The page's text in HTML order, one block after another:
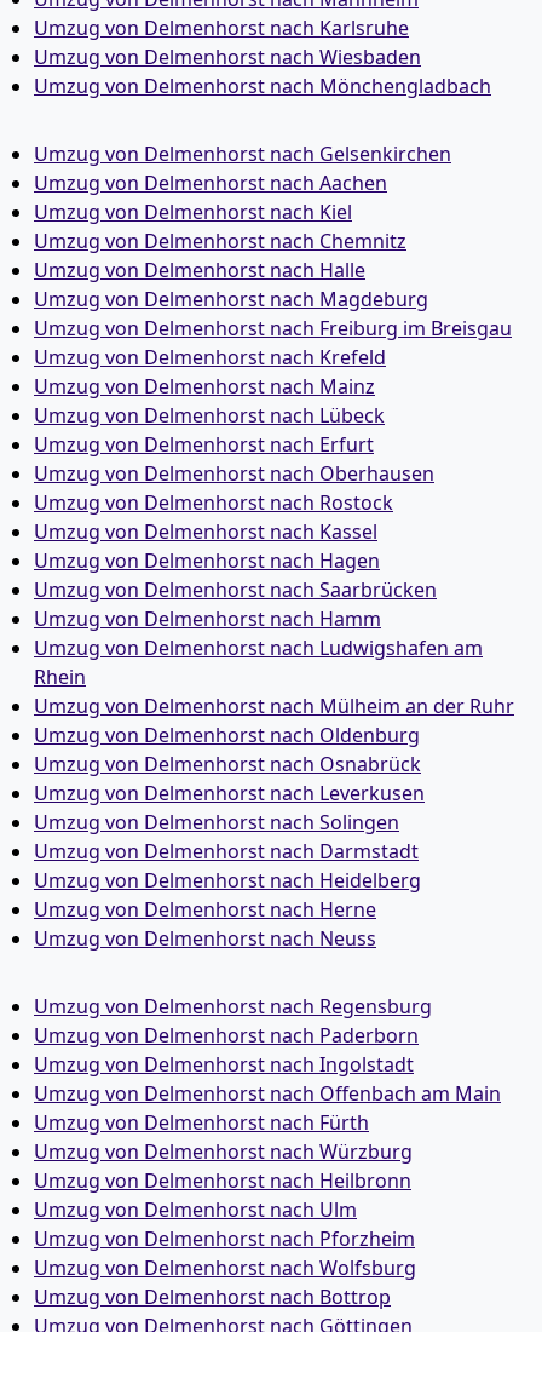
Umzug von Delmenhorst nach Karlsruhe
Umzug von Delmenhorst nach Wiesbaden
Umzug von Delmenhorst nach Mönchen­gladbach
Umzug von Delmenhorst nach Gelsenkirchen
Umzug von Delmenhorst nach Aachen
Umzug von Delmenhorst nach Kiel
Umzug von Delmenhorst nach Chemnitz
Umzug von Delmenhorst nach Halle
Umzug von Delmenhorst nach Magdeburg
Umzug von Delmenhorst nach Freiburg im Breisgau
Umzug von Delmenhorst nach Krefeld
Umzug von Delmenhorst nach Mainz
Umzug von Delmenhorst nach Lübeck
Umzug von Delmenhorst nach Erfurt
Umzug von Delmenhorst nach Oberhausen
Umzug von Delmenhorst nach Rostock
Umzug von Delmenhorst nach Kassel
Umzug von Delmenhorst nach Hagen
Umzug von Delmenhorst nach Saarbrücken
Umzug von Delmenhorst nach Hamm
Umzug von Delmenhorst nach Ludwigshafen am
Rhein
Umzug von Delmenhorst nach Mülheim an der Ruhr
Umzug von Delmenhorst nach Oldenburg
Umzug von Delmenhorst nach Osnabrück
Umzug von Delmenhorst nach Leverkusen
Umzug von Delmenhorst nach Solingen
Umzug von Delmenhorst nach Darmstadt
Umzug von Delmenhorst nach Heidelberg
Umzug von Delmenhorst nach Herne
Umzug von Delmenhorst nach Neuss
Umzug von Delmenhorst nach Regensburg
Umzug von Delmenhorst nach Paderborn
Umzug von Delmenhorst nach Ingolstadt
Umzug von Delmenhorst nach Offenbach am Main
Umzug von Delmenhorst nach Fürth
Umzug von Delmenhorst nach Würzburg
Umzug von Delmenhorst nach Heilbronn
Umzug von Delmenhorst nach Ulm
Umzug von Delmenhorst nach Pforzheim
Umzug von Delmenhorst nach Wolfsburg
Umzug von Delmenhorst nach Bottrop
Umzug von Delmenhorst nach Göttingen